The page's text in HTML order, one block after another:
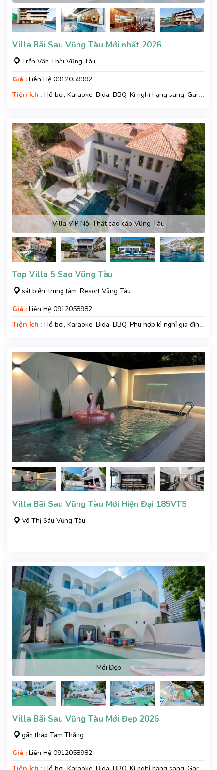
Villa Bãi Sau Vũng Tàu Mới nhất 2026
Trần Văn Thời Vũng Tàu
Giá : Liên Hệ 0912058982
Tiện ích : Hồ bơi, Karaoke, Bida, BBQ, Kì nghỉ hạng sang, Gara
Villa VIP Nội Thất cao cấp Vũng Tàu
Top Villa 5 Sao Vũng Tàu
sát biển, trung tâm, Resort Vũng Tàu
Giá : Liên Hệ 0912058982
Tiện ích : Hồ bơi, Karaoke, Bida, BBQ, Phù hợp kì nghỉ gia đình,
Villa Bãi Sau Vũng Tàu Mới Hiện Đại 185VTS
Võ Thị Sáu Vũng Tàu
Mới Đẹp
Villa Bãi Sau Vũng Tàu Mới Đẹp 2026
gần tháp Tam Thắng
Giá : Liên Hệ 0912058982